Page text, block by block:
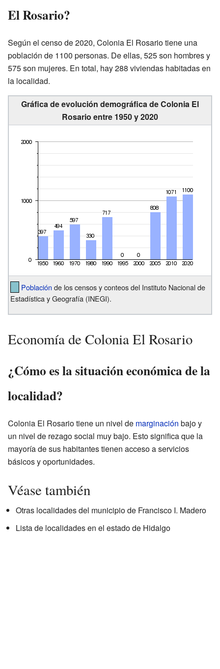
El Rosario?
Según el censo de 2020, Colonia El Rosario tiene una
población de 1100 personas. De ellas, 525 son hombres y
575 son mujeres. En total, hay 288 viviendas habitadas en
la localidad.
Gráfica de evolución demográfica de Colonia El
Rosario entre 1950 y 2020
Población de los censos y conteos del Instituto Nacional de
Estadística y Geografía (INEGI).
Economía de Colonia El Rosario
¿Cómo es la situación económica de la
localidad?
Colonia El Rosario tiene un nivel de marginación bajo y
un nivel de rezago social muy bajo. Esto significa que la
mayoría de sus habitantes tienen acceso a servicios
básicos y oportunidades.
Véase también
Otras localidades del municipio de Francisco I. Madero
Lista de localidades en el estado de Hidalgo